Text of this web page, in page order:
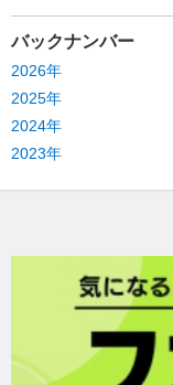
バックナンバー
2026年
2025年
2024年
2023年